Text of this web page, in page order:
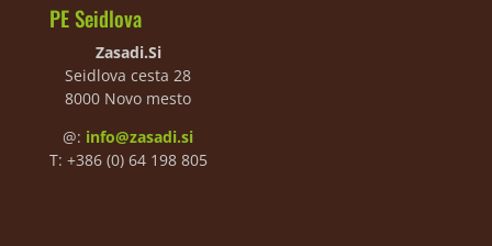
PE Seidlova
Zasadi.Si
Seidlova cesta 28
8000 Novo mesto
@: info@zasadi.si
T: +386 (0) 64 198 805